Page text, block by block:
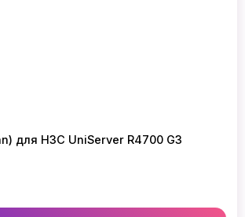
для H3C UniServer R4700 G3